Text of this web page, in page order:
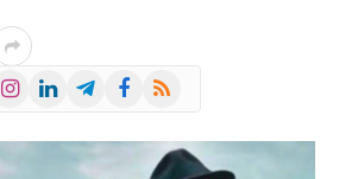
Instagram
LinkedInTelegramFacebook
RSS